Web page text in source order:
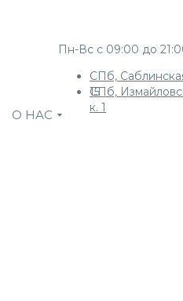
СПб,
к. 1
СПб,
15
Пн-Вс с 09:00 до
О НАС